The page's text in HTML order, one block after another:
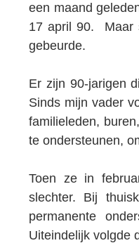
een maand
17 april 90.
gebeurde.
Er zijn 90-jarigen
Sinds mijn vader
familieleden,
te ondersteunen,
Toen ze in
slechter. Bij
permanente
Uiteindelijk volgde